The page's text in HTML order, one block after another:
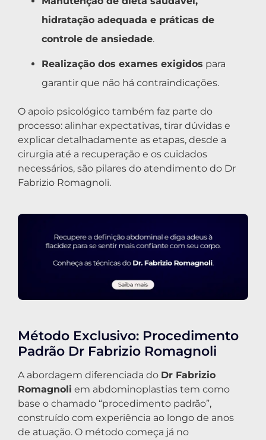
hidratação adequada e práticas de
controle de ansiedade.
Realização dos exames exigidos para
garantir que não há contraindicações.
O apoio psicológico também faz parte do
processo: alinhar expectativas, tirar dúvidas e
explicar detalhadamente as etapas, desde a
cirurgia até a recuperação e os cuidados
necessários, são pilares do atendimento do Dr
Fabrizio Romagnoli.
Método Exclusivo: Procedimento
Padrão Dr Fabrizio Romagnoli
A abordagem diferenciada do Dr Fabrizio
Romagnoli em abdominoplastias tem como
base o chamado “procedimento padrão”,
construído com experiência ao longo de anos
de atuação. O método começa já no